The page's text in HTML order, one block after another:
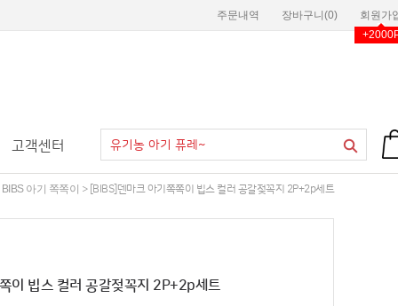
회원가
장바구니(0)
주문내역
고객센터
BIBS 아기 쪽쪽이 > [BIBS]덴마크 아기쪽쪽이 빕스 컬러 공갈젖꼭지 2P+2p세트
이 빕스 컬러 공갈젖꼭지 2P+2p세트